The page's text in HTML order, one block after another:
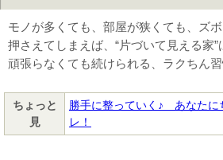
モノが多くても、部屋が狭くても、ズ
押さえてしまえば、“片づいて見える家”
頑張らなくても続けられる、ラクちん
ちょっと
見
勝手に整っていく♪ あなたに
レ！